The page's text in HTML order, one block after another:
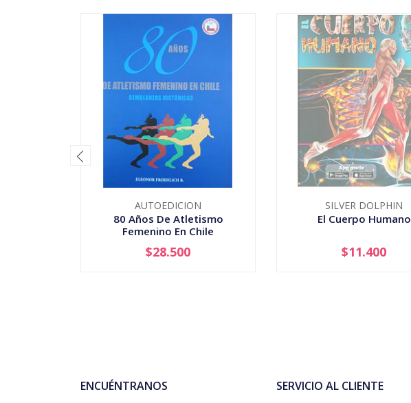
AUTOEDICION
80 Años De Atletismo
Femenino En Chile
+
$28.500
SILVER DOLPHIN
El Cuerpo Humano
AGOTADO
$11.400
ENCUÉNTRANOS SERVICIO AL CLIENTE